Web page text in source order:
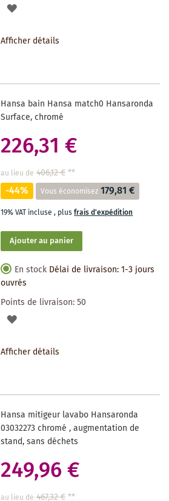
AJOUTER
SOUHAITS
Afficher détails
Hansa bain Hansa match0 Hansaronda
Surface, chromé
226,31 €
au lieu de 406,12 €**
-44% Vous économisez 179,81 €
19% VAT incluse, plusfrais d'expédition
Ajouter au panier
En stock Délai de livraison: 1-3 jours
ouvrés
Points de livraison:50
AJOUTER
SOUHAITS
Afficher détails
Hansa mitigeur lavabo Hansaronda
03032273 chromé , augmentation de
stand, sans déchets
249,96 €
au lieu de 467,32 €**